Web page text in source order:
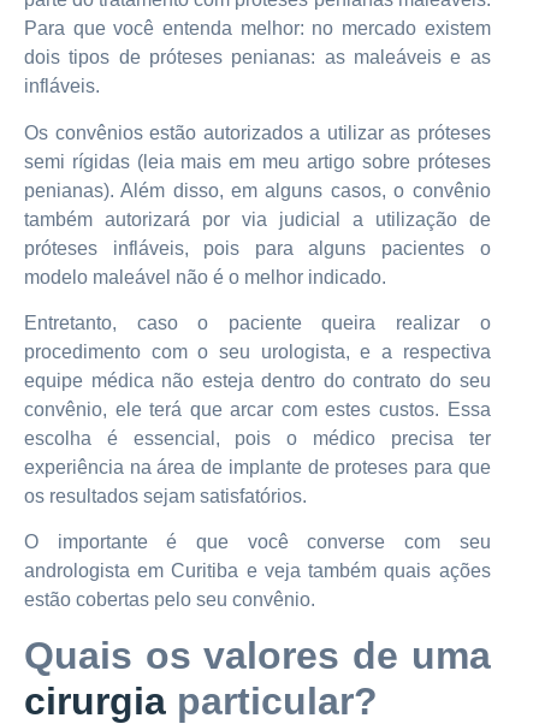
Para que você entenda melhor: no mercado existem
dois tipos de próteses penianas: as maleáveis e as
infláveis.
Os convênios estão autorizados a utilizar as próteses
semi rígidas (leia mais em meu artigo sobre próteses
penianas). Além disso, em alguns casos, o convênio
também autorizará por via judicial a utilização de
próteses infláveis, pois para alguns pacientes o
modelo maleável não é o melhor indicado.
Entretanto, caso o paciente queira realizar o
procedimento com o seu urologista, e a respectiva
equipe médica não esteja dentro do contrato do seu
convênio, ele terá que arcar com estes custos. Essa
escolha é essencial, pois o médico precisa ter
experiência na área de implante de proteses para que
os resultados sejam satisfatórios.
O importante é que você converse com seu
andrologista em Curitiba e veja também quais ações
estão cobertas pelo seu convênio.
Quais os valores de uma
cirurgia particular?